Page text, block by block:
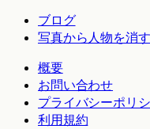
ブログ
写真から人物を消
概要
お問い合わせ
プライバシーポリ
利用規約